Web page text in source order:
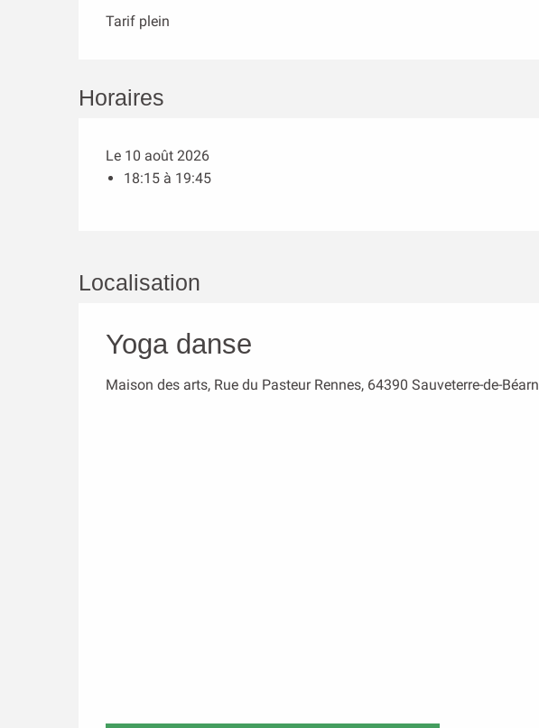
Tarif plein
Horaires
Le 10 août 2026
18:15 à 19:45
Localisation
Yoga danse
Maison des arts, Rue du Pasteur Rennes, 64390 Sauveterre-de-Béarn